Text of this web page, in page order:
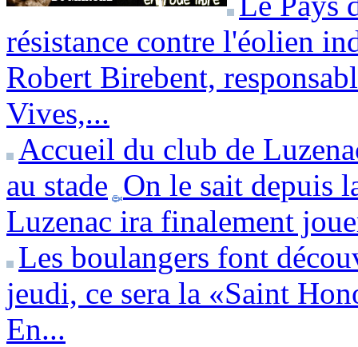
résistance contre l'éolien
Robert Birebent,
Vives,...
Accueil du club de
au stade On le sait depuis
Luzenac ira finalement
Les boulangers font
jeudi, ce sera la «Saint
En...